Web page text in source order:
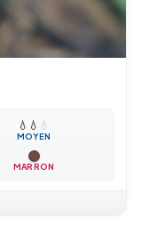
💧 💧 💧
MOYEN
MARRON